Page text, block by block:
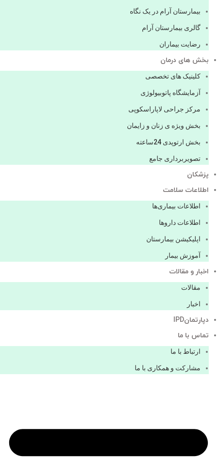
بیمارستان آرام در یک نگاه
گالری بیمارستان آرام
رضایت بیماران
بخش های درمان
کلینیک های تخصصی
آزمایشگاه پاتوبیولوژی
مرکز جراحی لاپاراسکوپی
بخش ویژه ی زنان و زایمان
بخش ارتوپدی 24ساعته
تصویربرداری جامع
پزشكان
اطلاعات سلامت
اطلاعات بیماری‌ها
اطلاعات دارو‌ها
اپليكيشن بيمارستان
آموزش بیمار
اخبار و مقالات
مقالات
اخبار
دپارتمانIPD
تماس با ما
ارتباط با ما
مشاركت و همكاری با ما